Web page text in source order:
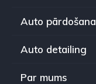
Auto pārdošana
Auto detailing
Par mums